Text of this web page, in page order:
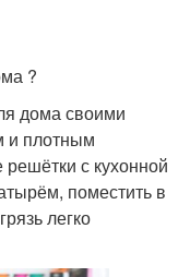
?
дома своими
и плотным
с кухонной
поместить в
легко